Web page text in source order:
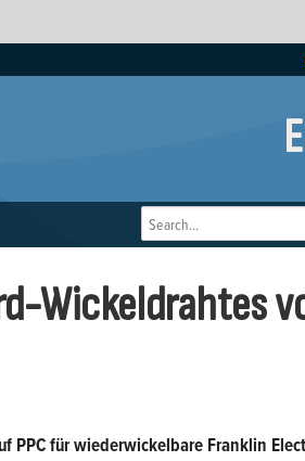
Wickeldrahtes
PPC für wiederwickelbare Franklin